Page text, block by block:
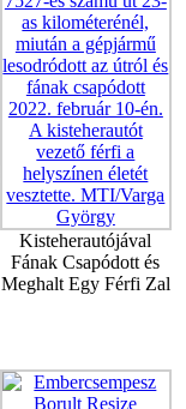
Kisteherautójával
Fának Csapódott és
Meghalt Egy Férfi Zal